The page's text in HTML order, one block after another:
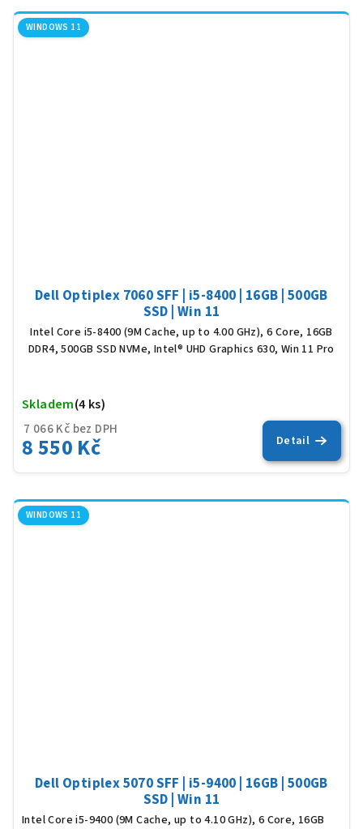
WINDOWS 11
Dell Optiplex 7060 SFF | i5-8400 | 16GB | 500GB
SSD | Win 11
Intel Core i5-8400 (9M Cache, up to 4.00 GHz), 6 Core, 16GB
DDR4, 500GB SSD NVMe, Intel® UHD Graphics 630, Win 11 Pro
7 066 Kč bez DPH
8 550 Kč
Skladem(4 ks)
je
5,0
5
Detail
WINDOWS 11
Dell Optiplex 5070 SFF | i5-9400 | 16GB | 500GB
SSD | Win 11
Intel Core i5-9400 (9M Cache, up to 4.10 GHz), 6 Core, 16GB